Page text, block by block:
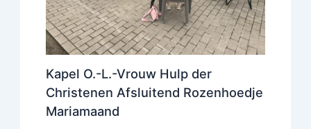
Kapel O.-L.-Vrouw Hulp der
Christenen Afsluitend Rozenhoedje
Mariamaand